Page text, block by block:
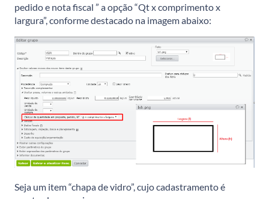
pedido e nota fiscal ” a opção “Qt x comprimento x
largura”, conforme destacado na imagem abaixo:
Seja um item “chapa de vidro”, cujo cadastramento é